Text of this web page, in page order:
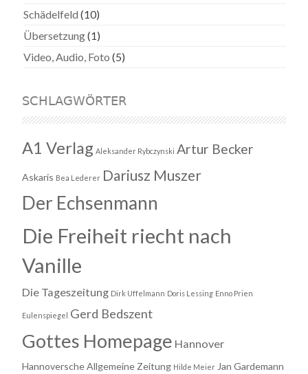
Schädelfeld (10)
Übersetzung(1)
Video, Audio, Foto (5)
SCHLAGWÖRTER
A1 Verlag Aleksander Rybczynski Artur Becker
Askaris Bea Lederer Dariusz Muszer
Der Echsenmann
Die Freiheit riecht nach
Vanille
Die Tageszeitung Dirk Uffelmann Doris Lessing Enno Prien
Eulenspiegel Gerd Bedszent
Gottes Homepage Hannover
Hannoversche Allgemeine Zeitung Hilde Meier Jan Gardemann